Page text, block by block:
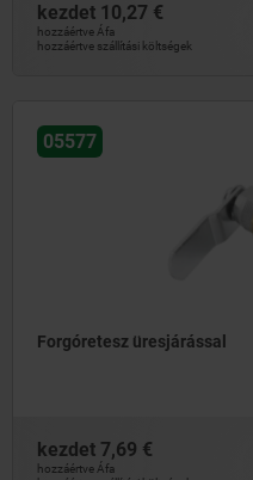
kezdet 10,27 €
hozzáértve Áfa
hozzáértve szállítási költségek
05577
Forgóretesz üresjárással
kezdet 7,69 €
hozzáértve Áfa